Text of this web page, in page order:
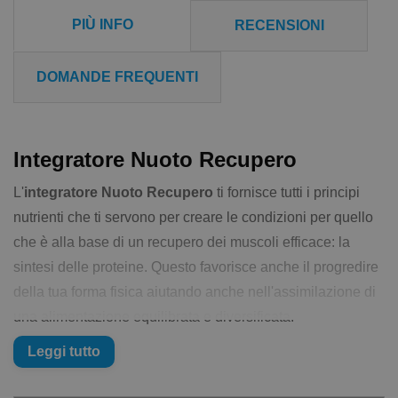
PIÙ INFO RECENSIONI
DOMANDE FREQUENTI
Integratore Nuoto Recupero
L'integratore Nuoto Recupero ti fornisce tutti i principi
nutrienti che ti servono per creare le condizioni per quello
che è alla base di un recupero dei muscoli efficace: la
sintesi delle proteine. Questo favorisce anche il progredire
della tua forma fisica aiutando anche nell'assimilazione di
una alimentazione equilibrata e diversificata.
&quot;Recupero &egrave; uno dei miei
spogliatoio cos&igrave; riesco a reintegrare
Leggi tutto